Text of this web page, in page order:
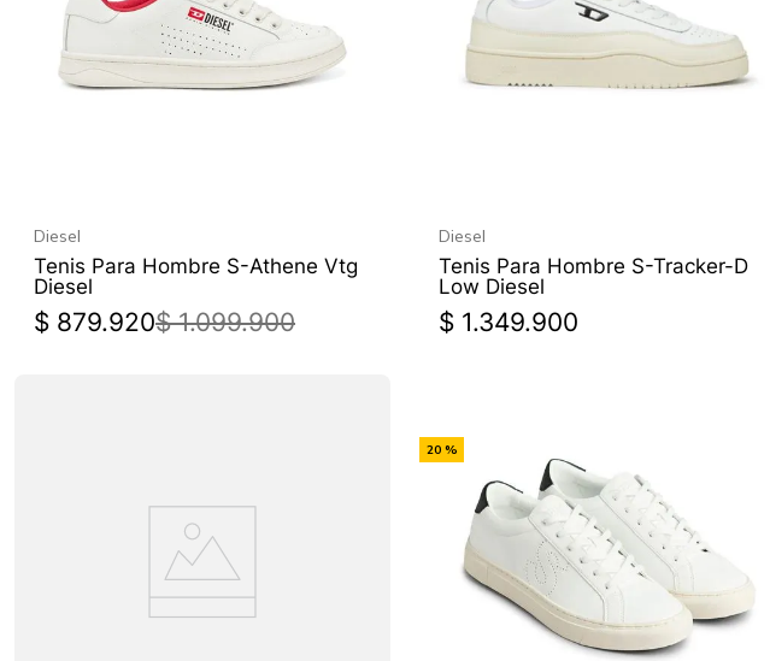
Diesel
Tenis Para Hombre S-Athene Vtg
Diesel
$ 879.920$ 1.099.900
Diesel
Tenis Para Hombre S-Tracker-D
Low Diesel
$ 1.349.900
20 %